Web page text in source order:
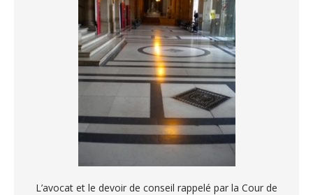
L’avocat et le devoir de conseil rappelé par la Cour de